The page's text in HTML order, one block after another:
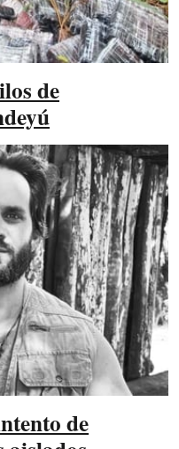
de
de